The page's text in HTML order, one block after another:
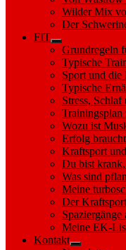
Wilder Mix
Der
FIT
Show
sub
menu
Grundregeln
Typische
Sport und die
Typische
Stress, Schlaf
Wozu ist
Erfolg
Kraftsport
Du bist
Was sind
Meine
Der
Meine EK-
Kontakt